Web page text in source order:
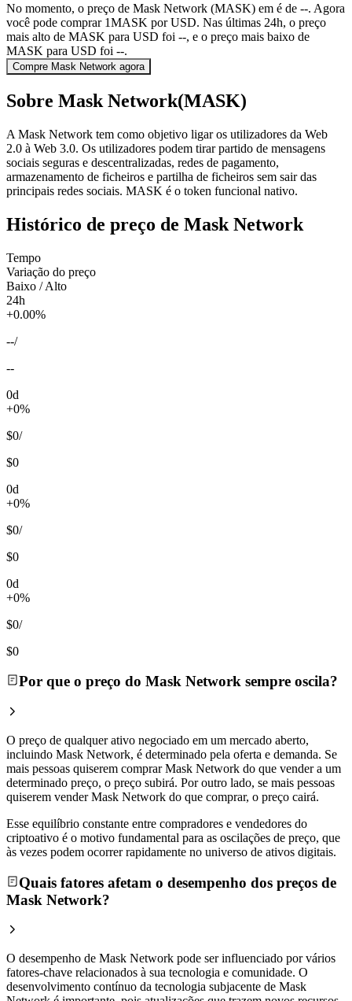
No momento, o preço de Mask Network (MASK) em é de --. Agora
você pode comprar 1MASK por USD. Nas últimas 24h, o preço
mais alto de MASK para USD foi --, e o preço mais baixo de
MASK para USD foi --.
Compre Mask Network agora
Sobre Mask Network(MASK)
A Mask Network tem como objetivo ligar os utilizadores da Web
2.0 à Web 3.0. Os utilizadores podem tirar partido de mensagens
sociais seguras e descentralizadas, redes de pagamento,
armazenamento de ficheiros e partilha de ficheiros sem sair das
principais redes sociais. MASK é o token funcional nativo.
Histórico de preço de Mask Network
Tempo
Variação do preço
Baixo / Alto
24h
+0.00%
--/
--
0d
+0%
$0/
$0
0d
+0%
$0/
$0
0d
+0%
$0/
$0
Por que o preço do Mask Network sempre oscila?
O preço de qualquer ativo negociado em um mercado aberto,
incluindo Mask Network, é determinado pela oferta e demanda. Se
mais pessoas quiserem comprar Mask Network do que vender a um
determinado preço, o preço subirá. Por outro lado, se mais pessoas
quiserem vender Mask Network do que comprar, o preço cairá.
Esse equilíbrio constante entre compradores e vendedores do
criptoativo é o motivo fundamental para as oscilações de preço, que
às vezes podem ocorrer rapidamente no universo de ativos digitais.
Quais fatores afetam o desempenho dos preços de
Mask Network?
O desempenho de Mask Network pode ser influenciado por vários
fatores-chave relacionados à sua tecnologia e comunidade. O
desenvolvimento contínuo da tecnologia subjacente de Mask